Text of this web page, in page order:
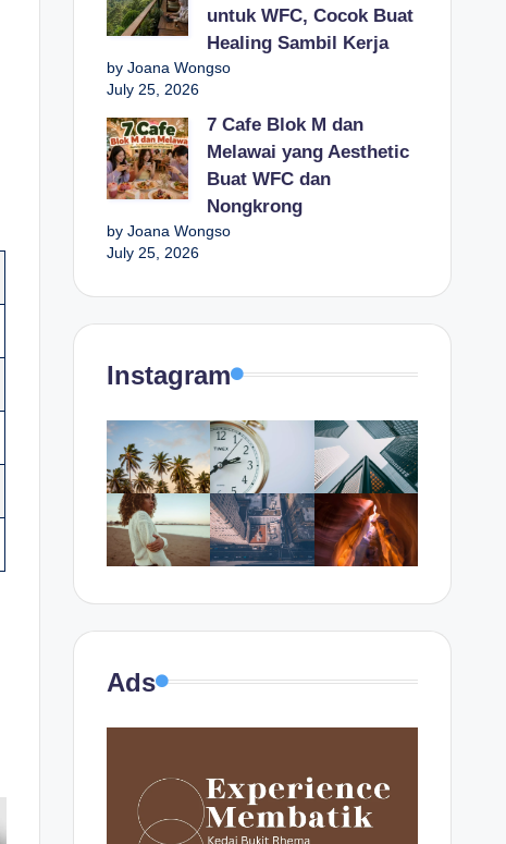
untuk WFC, Cocok Buat
Healing Sambil Kerja
by Joana Wongso
July 25, 2026
7 Cafe Blok M dan
Melawai yang Aesthetic
Buat WFC dan
Nongkrong
by Joana Wongso
July 25, 2026
Instagram
Ads